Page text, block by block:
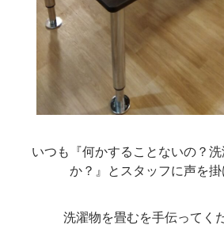
いつも『何かすることないの？
か？』とスタッフに声を掛
洗濯物を畳むを手伝ってく